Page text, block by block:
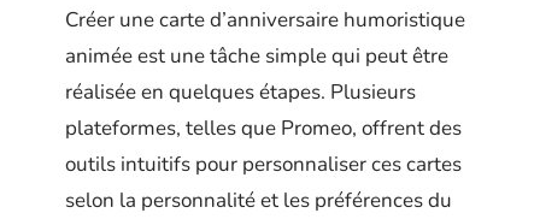
Créer une carte d’anniversaire humoristique
animée est une tâche simple qui peut être
réalisée en quelques étapes. Plusieurs
plateformes, telles que Promeo, offrent des
outils intuitifs pour personnaliser ces cartes
selon la personnalité et les préférences du